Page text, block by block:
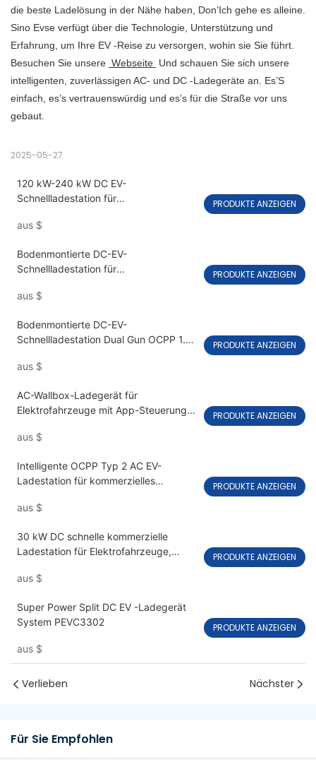
die beste Ladelösung in der Nähe haben, Don’Ich gehe es alleine.
Sino Evse verfügt über die Technologie, Unterstützung und
Erfahrung, um Ihre EV -Reise zu versorgen, wohin sie Sie führt.
Besuchen Sie unsere Webseite Und schauen Sie sich unsere
intelligenten, zuverlässigen AC- und DC -Ladegeräte an. Es’S
einfach, es’s vertrauenswürdig und es’s für die Straße vor uns
gebaut.
2025-05-27
120 kW-240 kW DC EV-
Schnellladestation für
aus $
PRODUKTE ANZEIGEN
Bodenmontierte DC-EV-
Schnellladestation für
PEVC3107
aus $
PRODUKTE ANZEIGEN
Bodenmontierte DC-EV-
Schnellladestation Dual Gun OCPP 1.6J
aus $
PRODUKTE ANZEIGEN
AC-Wallbox-Ladegerät für
Elektrofahrzeuge mit App-Steuerung
aus $
PRODUKTE ANZEIGEN
Intelligente OCPP Typ 2 AC EV-
Ladestation für kommerzielles
aus $
PRODUKTE ANZEIGEN
30 kW DC schnelle kommerzielle
Ladestation für Elektrofahrzeuge,
aus $
PRODUKTE ANZEIGEN
Super Power Split DC EV -Ladegerät
System PEVC3302
aus $
PRODUKTE ANZEIGEN
Verlieben Nächster
Für Sie Empfohlen